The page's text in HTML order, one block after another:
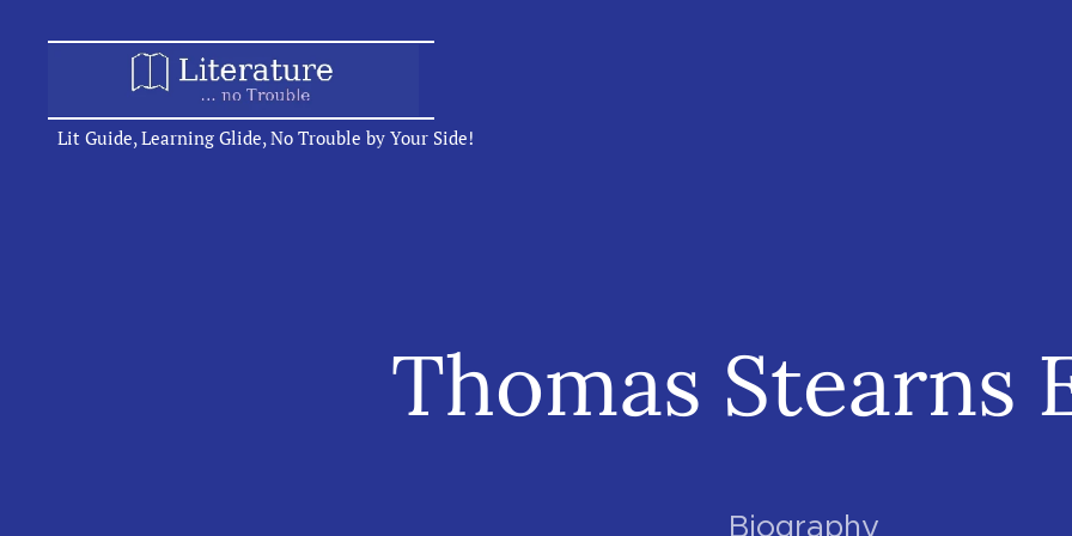
Lit Guide, Learning Glide, No Trouble by Your Side!
Thomas Stearns
Biography